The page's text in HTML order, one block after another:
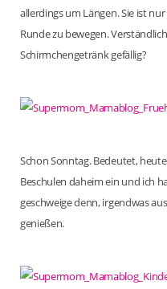
allerdings um Längen. Sie ist
Runde zu bewegen.
Schirmchengetränk gefällig?
Schon Sonntag. Bedeutet,
Beschulen daheim ein und ich
geschweige denn, irgendwas
genießen.